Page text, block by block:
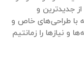
جدیدترین و
با طراحی‌های خاص و
و نیازها را زمانتیم